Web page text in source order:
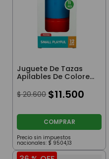
Juguete De Tazas
Apilables De Colores
11 Piezas
$ 20.600 $11.500
COMPRAR
Precio sin impuestos
nacionales: $ 9504,13